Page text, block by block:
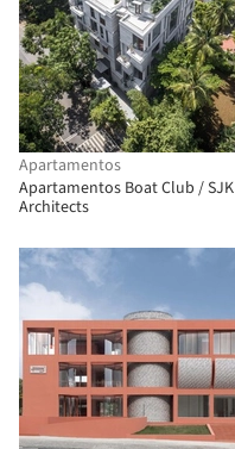
Apartamentos
Apartamentos Boat Club / SJK
Architects